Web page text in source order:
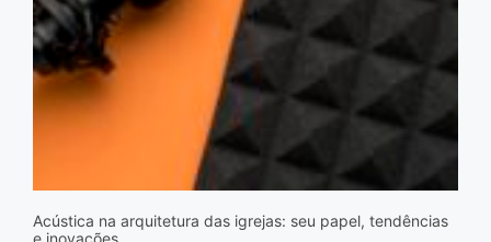
Acústica na arquitetura das igrejas: seu papel, tendências
e inovações